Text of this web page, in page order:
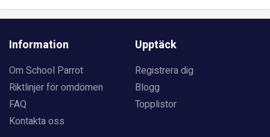
Information
Om School Parrot
Riktlinjer för omdömen
FAQ
Kontakta oss
Upptäck
Registrera dig
Blogg
Topplistor